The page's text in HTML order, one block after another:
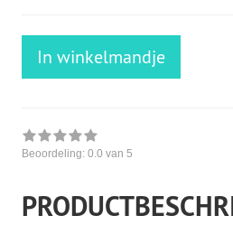
In winkelmandje
Beoordeling: 0.0 van 5